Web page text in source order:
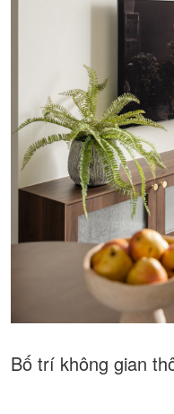
Bố trí không gian